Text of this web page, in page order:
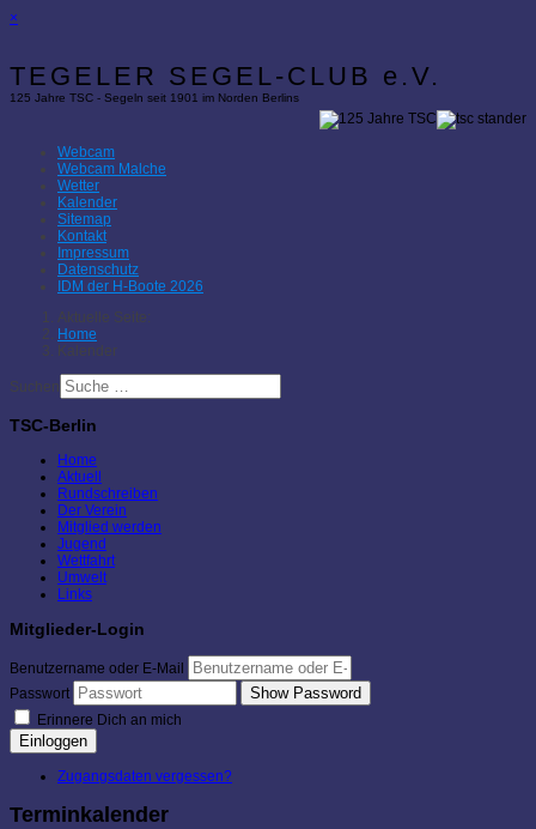
×
TEGELER SEGEL-CLUB e.V.
125 Jahre TSC - Segeln seit 1901 im Norden Berlins
Webcam
Webcam Malche
Wetter
Kalender
Sitemap
Kontakt
Impressum
Datenschutz
IDM der H-Boote 2026
Aktuelle Seite:
Home
Kalender
Suchen
TSC-Berlin
Home
Aktuell
Rundschreiben
Der Verein
Mitglied werden
Jugend
Wettfahrt
Umwelt
Links
Mitglieder-Login
Benutzername oder E-Mail
Passwort
Show Password
Erinnere Dich an mich
Einloggen
Zugangsdaten vergessen?
Terminkalender